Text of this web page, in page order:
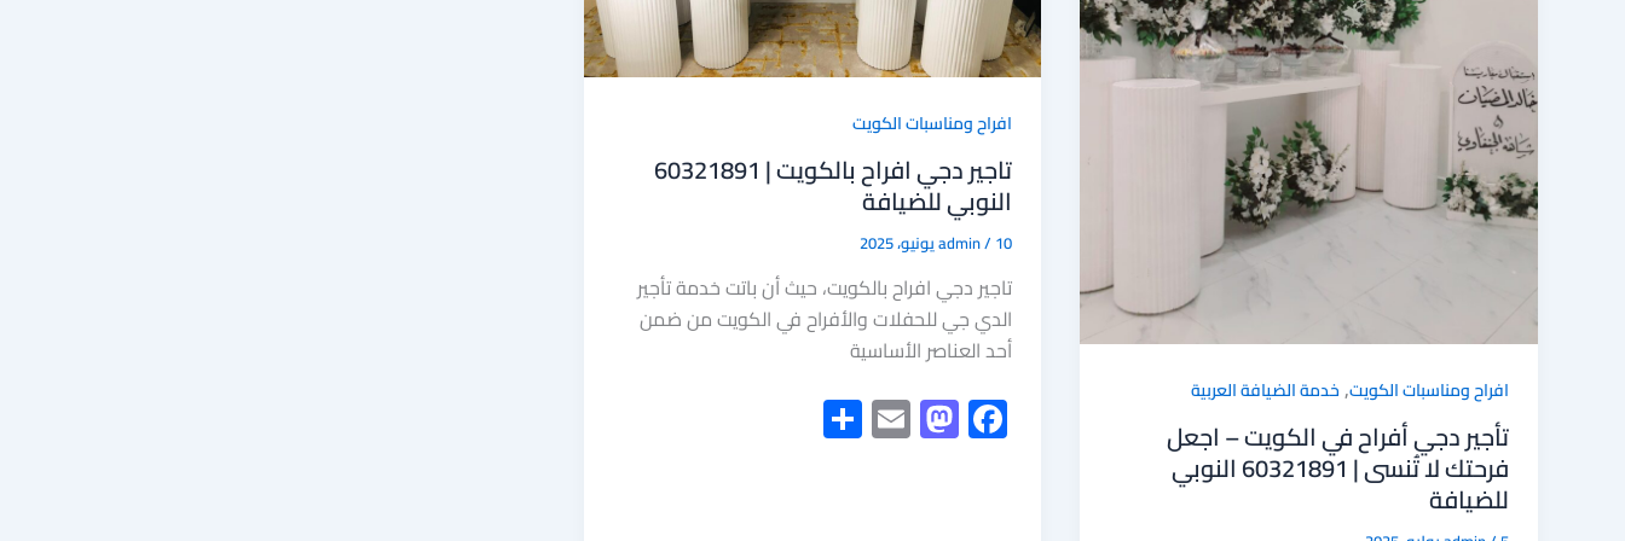
افراح ومناسبات الكويت,خدمة الضيافة العربية
تأجير دجي أفراح في الكويت – اجعل
فرحتك لا تُنسى | 60321891 النوبي
للضيافة
افراح ومناسبات الكويت
تاجير دجي افراح بالكويت | 60321891
النوبي للضيافة
admin/ 10 يونيو، 2025
تاجير دجي افراح بالكويت، حيث أن باتت خدمة تأجير
الدي جي للحفلات والأفراح في الكويت من ضمن
أحد العناصر الأساسية
F
ac
M
as
E
m
S
h